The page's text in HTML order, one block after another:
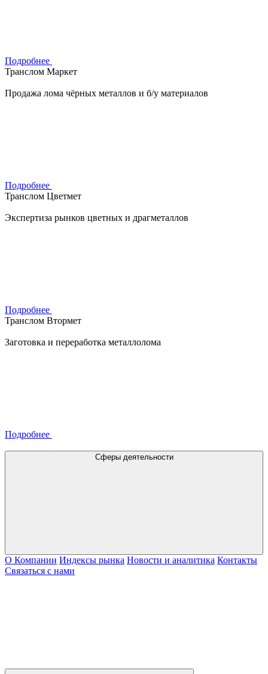
Подробнее
Транслом Маркет
Продажа лома чёрных металлов и б/у материалов
Подробнее
Транслом Цветмет
Экспертиза рынков цветных и драгметаллов
Подробнее
Транслом Втормет
Заготовка и переработка металлолома
Подробнее
Сферы деятельности
О Компании Индексы рынка Новости и аналитика Контакты
Связаться с нами